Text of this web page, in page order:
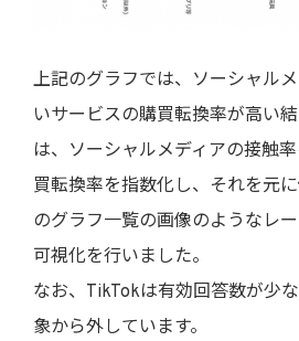
上記のグラフでは、ソーシャル
いサービスの購買転換率が高い
は、ソーシャルメディアの接触
買転換率を指数化し、それを元
のグラフ一覧の画像のようなレ
可視化を行いました。
なお、TikTokは有効回答数が少
象から外しています。